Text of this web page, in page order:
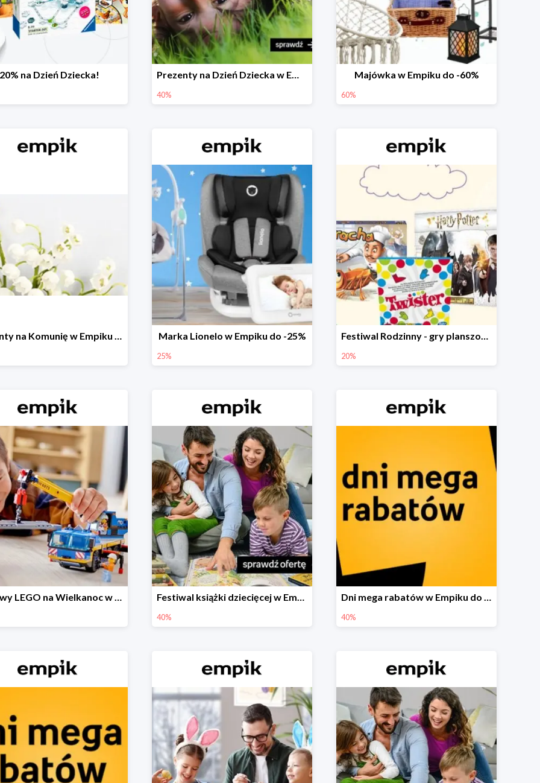
na Dzień Dziecka! Prezenty na Dzień Dziecka w Empiku do -40%
40%
Majówka w Empiku do -60%
60%
Prezenty na Komunię w Empiku do -50% Marka Lionelo w Empiku do -25%
25%
Festiwal Rodzinny - gry planszowe w Empiku do -20%
20%
Zestawy LEGO na Wielkanoc w Empiku do -30% Festiwal książki dziecięcej w Empiku do -40%
40%
Dni mega rabatów w Empiku do -40%
40%